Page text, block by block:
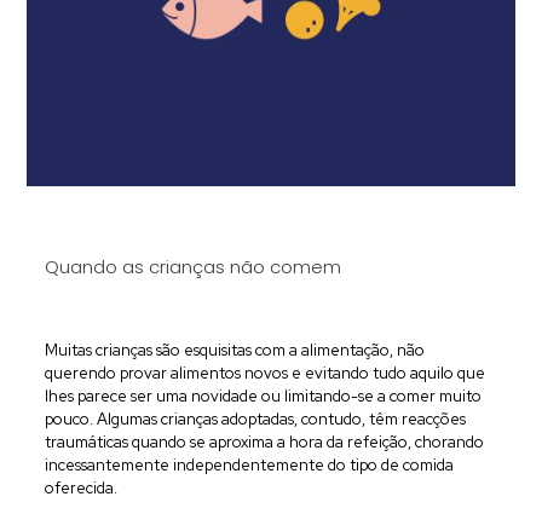
Quando as crianças não comem
Muitas crianças são esquisitas com a alimentação, não
querendo provar alimentos novos e evitando tudo aquilo que
lhes parece ser uma novidade ou limitando-se a comer muito
pouco. Algumas crianças adoptadas, contudo, têm reacções
traumáticas quando se aproxima a hora da refeição, chorando
incessantemente independentemente do tipo de comida
oferecida.